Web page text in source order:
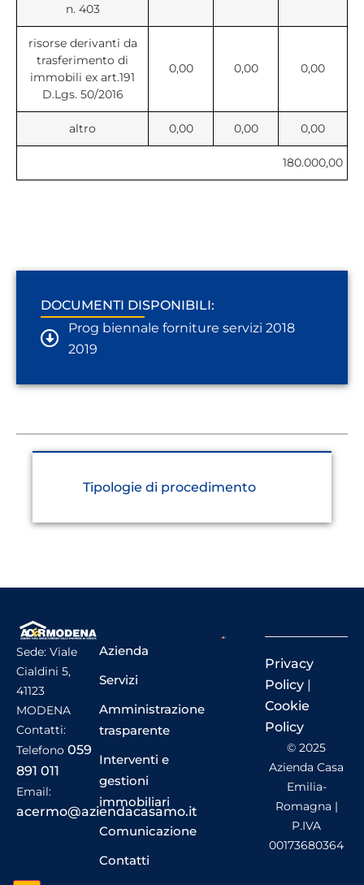
n. 403
risorse derivanti da
trasferimento di
immobili ex art.191
D.Lgs. 50/2016
0,00 0,00 0,00
altro 0,00 0,00 0,00
180.000,00
DOCUMENTI DISPONIBILI:
Prog biennale forniture servizi 2018
2019
Tipologie di procedimento
Sede: Viale
Cialdini 5,
41123
MODENA
Contatti:
Telefono 059
891 011
Email:
acermo@aziendacasamo.it
Azienda
Servizi
Amministrazione
trasparente
Interventi e
gestioni
immobiliari
Comunicazione
Contatti
Privacy
Policy |
Cookie
Policy
© 2025
Azienda Casa
Emilia-
Romagna |
P.IVA
00173680364